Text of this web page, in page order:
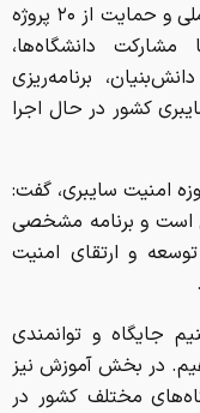
سایبری کشور، از تدوین ۱۲ برنامه جامع ملی و حمایت از ۲۰ پروژه
دانشگاه‌ها،
برنامه‌ریزی
کشور در حال اجرا
امنیت سایبری، گفت:
است و برنامه مشخصی
و ارتقای امنیت
جایگاه و توانمندی
در بخش آموزش نیز
مختلف کشور در